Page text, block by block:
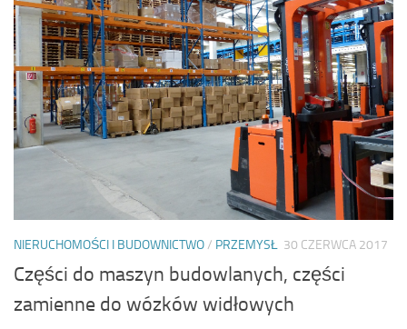
NIERUCHOMOŚCI I BUDOWNICTWO/ PRZEMYSŁ 30 CZERWCA 2017
Części do maszyn budowlanych, części
zamienne do wózków widłowych